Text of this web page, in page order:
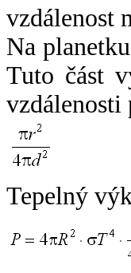
vzdálenost
Na
Tuto část
vzdálenosti
Tepelný